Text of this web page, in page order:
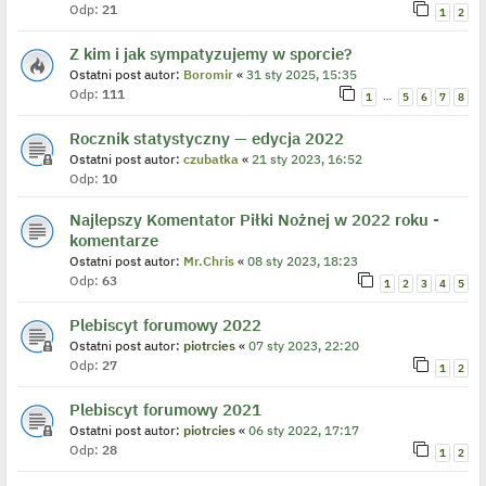
Odp: 21 1 2
Z kim i jak sympatyzujemy w sporcie?
Ostatni post autor: Boromir « 31 sty 2025, 15:35
Odp: 111 1 … 5 6 7 8
Rocznik statystyczny — edycja 2022
Ostatni post autor: czubatka « 21 sty 2023, 16:52
Odp: 10
Najlepszy Komentator Piłki Nożnej w 2022 roku -
komentarze
Ostatni post autor: Mr.Chris « 08 sty 2023, 18:23
Odp: 63 1 2 3 4 5
Plebiscyt forumowy 2022
Ostatni post autor: piotrcies « 07 sty 2023, 22:20
Odp: 27 1 2
Plebiscyt forumowy 2021
Ostatni post autor: piotrcies « 06 sty 2022, 17:17
Odp: 28 1 2